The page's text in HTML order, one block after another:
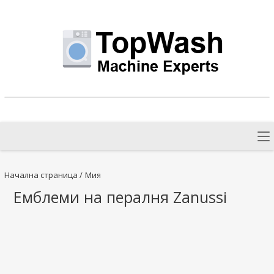
Начална страница / Мия
Емблеми на пералня Zanussi